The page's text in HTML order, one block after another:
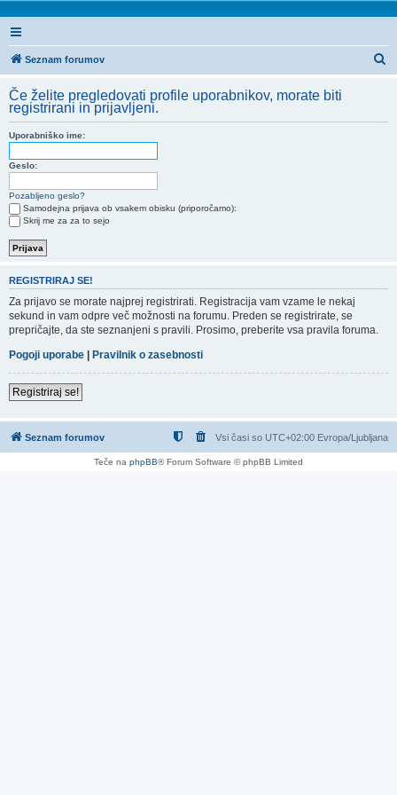
Seznam forumov
a
Če želite pregledovati profile uporabnikov, morate biti
registrirani in prijavljeni.
Uporabniško ime:
Geslo:
Pozabljeno geslo?
Samodejna prijava ob vsakem obisku (priporočamo):
Skrij me za za to sejo
REGISTRIRAJ SE!
Za prijavo se morate najprej registrirati. Registracija vam vzame le nekaj
sekund in vam odpre več možnosti na forumu. Preden se registrirate, se
prepričajte, da ste seznanjeni s pravili. Prosimo, preberite vsa pravila foruma.
Pogoji uporabe | Pravilnik o zasebnosti
Registriraj se!
Seznam forumov Vsi časi so UTC+02:00 Evropa/Ljubljana
Teče na phpBB® Forum Software © phpBB Limited